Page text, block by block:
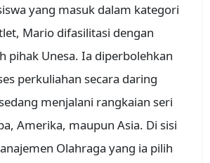
yang masuk dalam kategori
Mario difasilitasi dengan
pihak Unesa. Ia diperbolehkan
perkuliahan secara daring
menjalani rangkaian seri
Amerika, maupun Asia. Di sisi
Olahraga yang ia pilih